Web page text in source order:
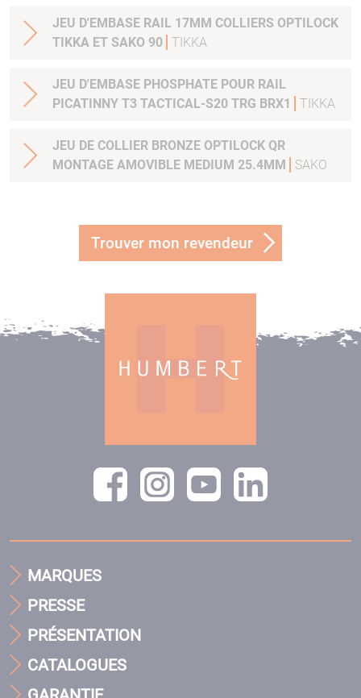
JEU D'EMBASE RAIL 17MM COLLIERS OPTILOCK
TIKKA ET SAKO 90 TIKKA
JEU D'EMBASE PHOSPHATE POUR RAIL
PICATINNY T3 TACTICAL-S20 TRG BRX1
TIKKA
JEU DE COLLIER BRONZE OPTILOCK QR
MONTAGE AMOVIBLE MEDIUM 25.4MM
SAKO
Trouver mon revendeur
MARQUES
PRESSE
PRÉSENTATION
CATALOGUES